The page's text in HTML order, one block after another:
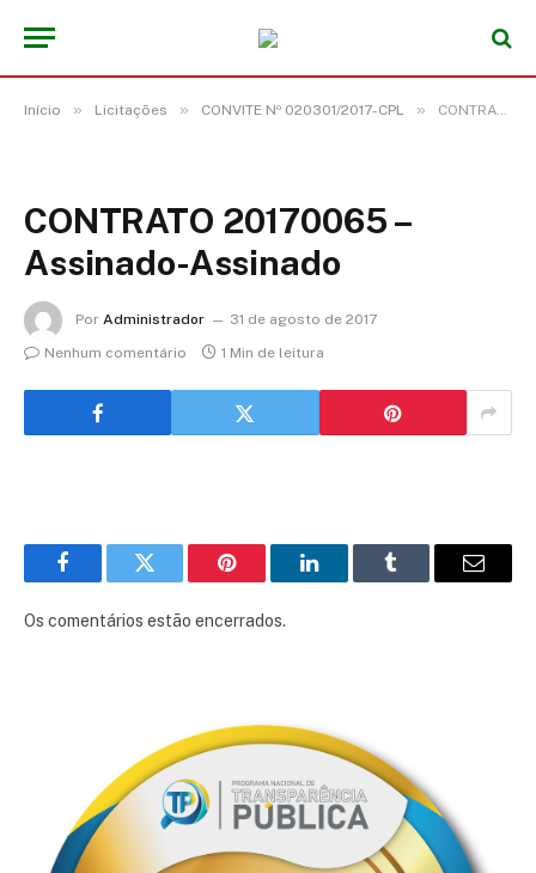
Início » Licitações » CONVITE Nº 020301/2017-CPL » CONTRATO 20170065 – Assinado-Assinado
CONTRATO 20170065 –
Assinado-Assinado
Por Administrador
31 de agosto de 2017
Nenhum comentário
1 Min de leitura
FacebookTwitter Pinterest LinkedInTumblr
E-
Os comentários estão encerrados.